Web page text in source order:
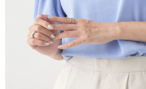
１．透過由恩沛科技股份有限公司提供之「
易，需依本服務之必要範圍內提供個人資料，並
權轉讓予恩沛科技股份有限公司。
２．關於個人資料處理事宜，請瀏覽以下網址：
https://aftee.tw/terms/#terms3
３．未成年的使用者請事先徵得法定代理人或監
「AFTEE先享後付」，若未經同意申辦者引起之
４．使用「AFTEE先享後付」時，將依據個別帳
時審查核予不同之上限額度；若仍有額度不足之
每筆NT$60，滿NT$888(含以上)免運費
7-11純取貨
每筆NT$60，滿NT$888(含以上)免運費
每筆NT$90，滿NT$888(含以上)免運費